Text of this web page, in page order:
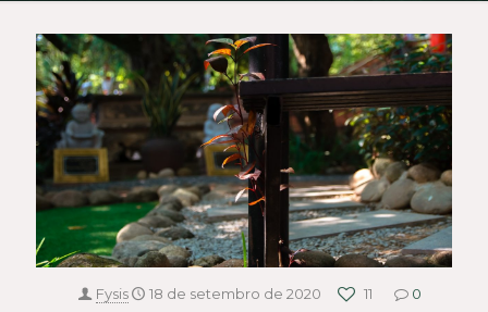
Fysis 18 de setembro de 2020 11 0